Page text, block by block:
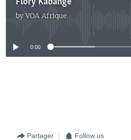
byVOA Afrique
No media source
0:00
Partager Follow us